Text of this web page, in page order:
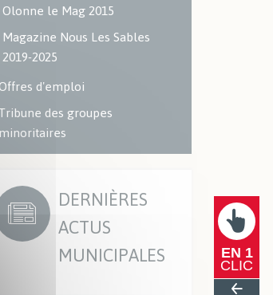
EN 1
CLIC
Olonne le Mag 2015
Magazine Nous Les Sables
2019-2025
d'emploi
des groupes
minoritaires
DERNIÈRES
ACTUS
MUNICIPALES